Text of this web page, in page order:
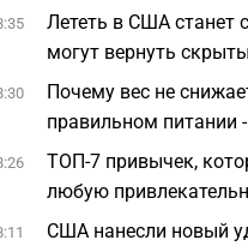
Лететь в США станет
могут вернуть
Почему вес не
правильном питании
ТОП-7 привычек,
любую
США нанесли новый